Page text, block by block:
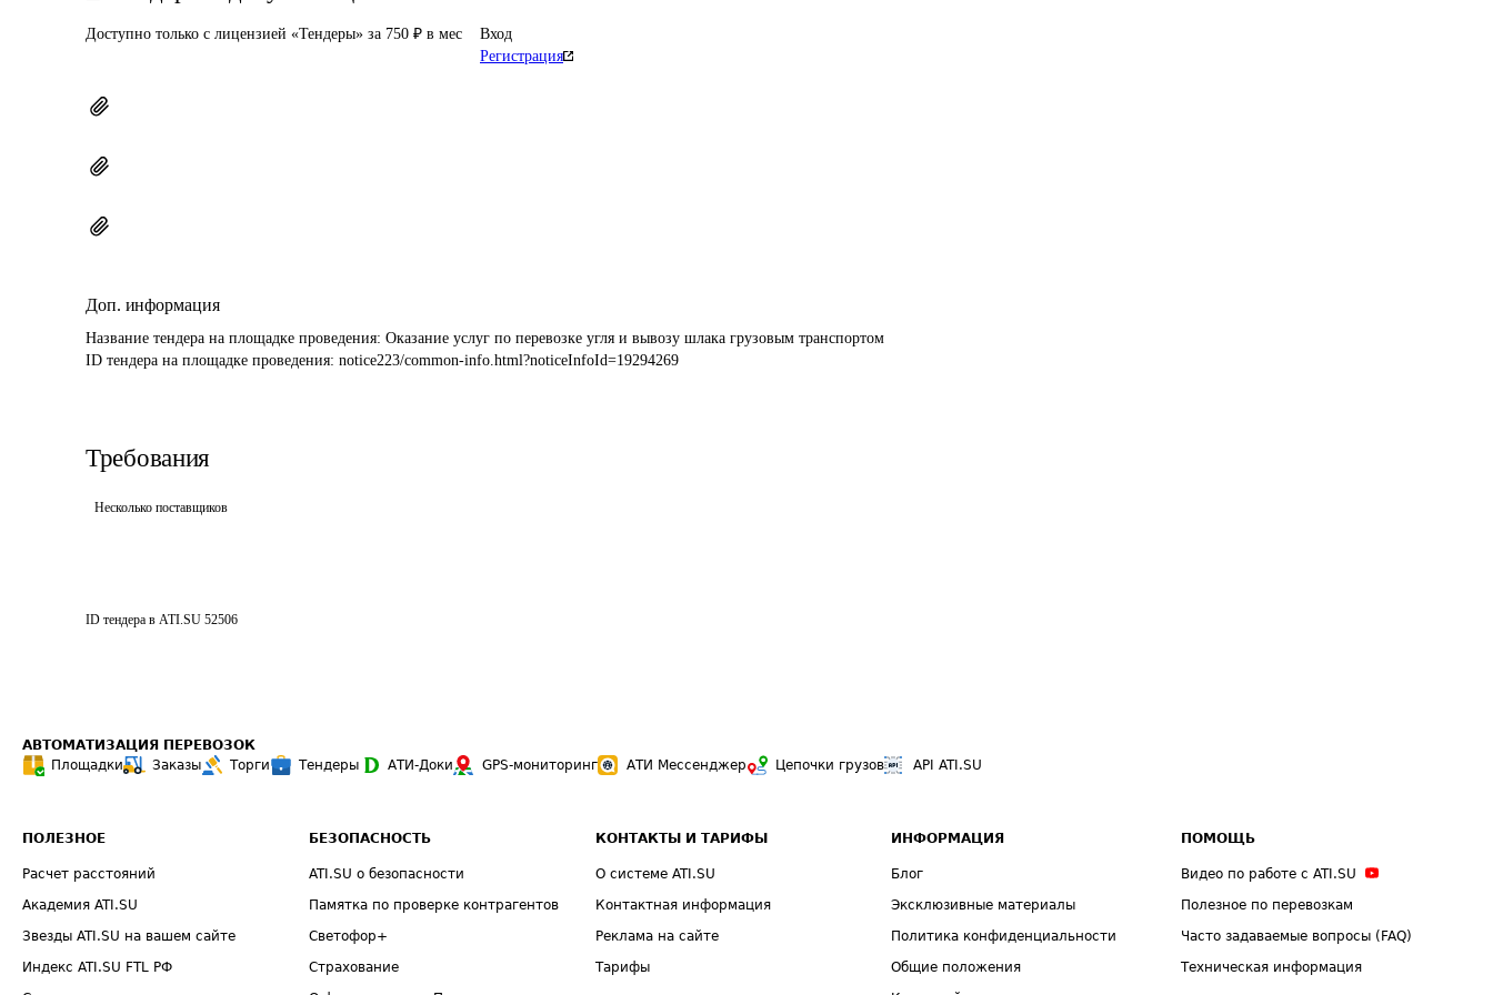
Доступно только с лицензией «Тендеры» за 750 ₽ в мес
Вход
Регистрация
Доп. информация
Название тендера на площадке проведения: Оказание услуг по перевозке угля и вывозу шлака грузовым транспортом
ID тендера на площадке проведения: notice223/common-info.html?noticeInfoId=19294269
Требования
Несколько поставщиков
ID тендера в ATI.SU 52506
АВТОМАТИЗАЦИЯ ПЕРЕВОЗОК
Площадки
Заказы Торги Тендеры АТИ-Доки GPS-мониторинг АТИ Мессенджер Цепочки грузов API ATI.SU
ПОЛЕЗНОЕ
Расчет расстояний
Академия ATI.SU
Звезды ATI.SU на вашем сайте
Индекс ATI.SU FTL РФ
БЕЗОПАСНОСТЬ
ATI.SU о безопасности
Памятка по проверке контрагентов
Светофор+
Страхование
КОНТАКТЫ И ТАРИФЫ
О системе ATI.SU
Контактная информация
Реклама на сайте
Тарифы
ИНФОРМАЦИЯ
Блог
Эксклюзивные материалы
Политика конфиденциальности
Общие положения
ПОМОЩЬ
Видео по работе с ATI.SU
Полезное по перевозкам
Часто задаваемые вопросы (FAQ)
Техническая информация